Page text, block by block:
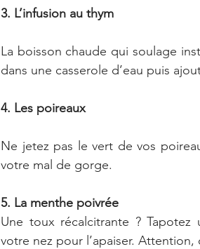
3. L’infusion au thym
La boisson chaude qui soulage
dans une casserole d’eau puis
4. Les poireaux
Ne jetez pas le vert de vos
votre mal de gorge.
5. La menthe poivrée
Une toux récalcitrante ?
votre nez pour l’apaiser.